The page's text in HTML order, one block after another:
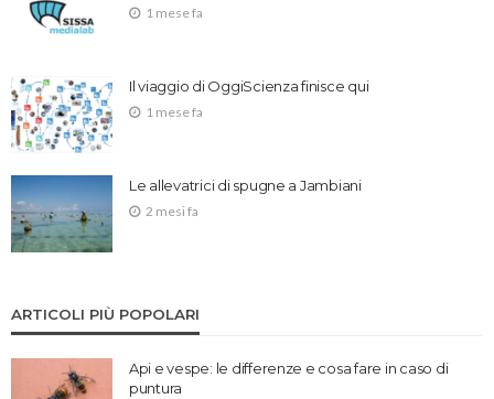
1 mese fa
Il viaggio di OggiScienza finisce qui
1 mese fa
Le allevatrici di spugne a Jambiani
2 mesi fa
ARTICOLI PIÙ POPOLARI
Api e vespe: le differenze e cosa fare in caso di
puntura